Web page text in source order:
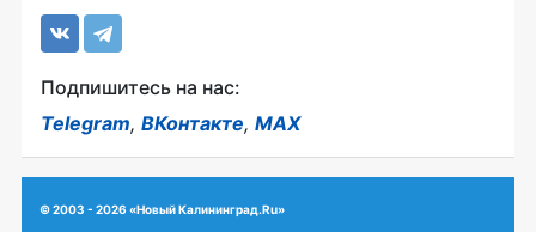
Подпишитесь на нас:
Telegram, ВКонтакте, MAX
© 2003 - 2026 «Новый Калининград.Ru»